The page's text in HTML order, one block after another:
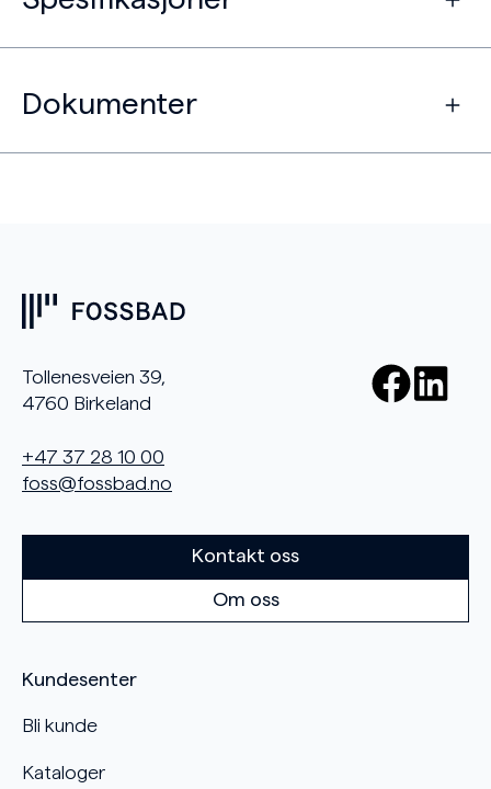
Dokumenter
Tollenesveien 39,
4760 Birkeland
+47 37 28 10 00
foss@fossbad.no
Kundesenter
Bli kunde
Kataloger
Kontakt oss
Om oss